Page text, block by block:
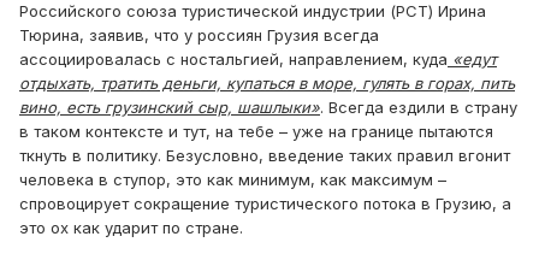
Российского союза туристической индустрии (РСТ) Ирина
Тюрина, заявив, что у россиян Грузия всегда
ассоциировалась с ностальгией, направлением, куда «едут
отдыхать, тратить деньги, купаться в море, гулять в горах, пить
вино, есть грузинский сыр, шашлыки». Всегда ездили в страну
в таком контексте и тут, на тебе – уже на границе пытаются
ткнуть в политику. Безусловно, введение таких правил вгонит
человека в ступор, это как минимум, как максимум –
спровоцирует сокращение туристического потока в Грузию, а
это ох как ударит по стране.